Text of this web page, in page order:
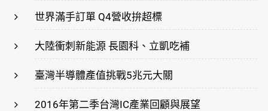
世界滿手訂單 Q4營收拚超標
大陸衝刺新能源 長園科、立凱吃補
臺灣半導體產值挑戰5兆元大關
2016年第二季台灣IC產業回顧與展望